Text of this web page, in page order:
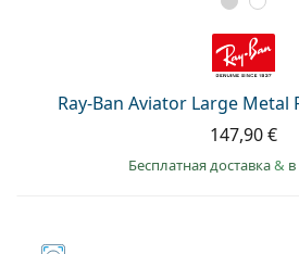
Ray-Ban Aviator Large Metal
147,90 €
Бесплатная доставка&